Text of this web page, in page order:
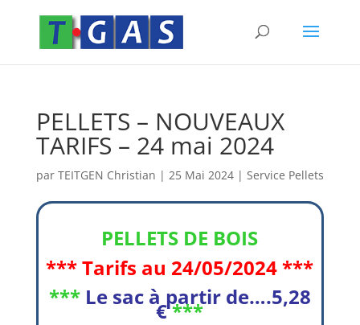
PELLETS – NOUVEAUX
TARIFS – 24 mai 2024
par TEITGEN Christian | 25 Mai 2024| Service Pellets
PELLETS DE BOIS
*** Tarifs au 24/05/2024 ***
***Le sac à partir de….5,28
€***